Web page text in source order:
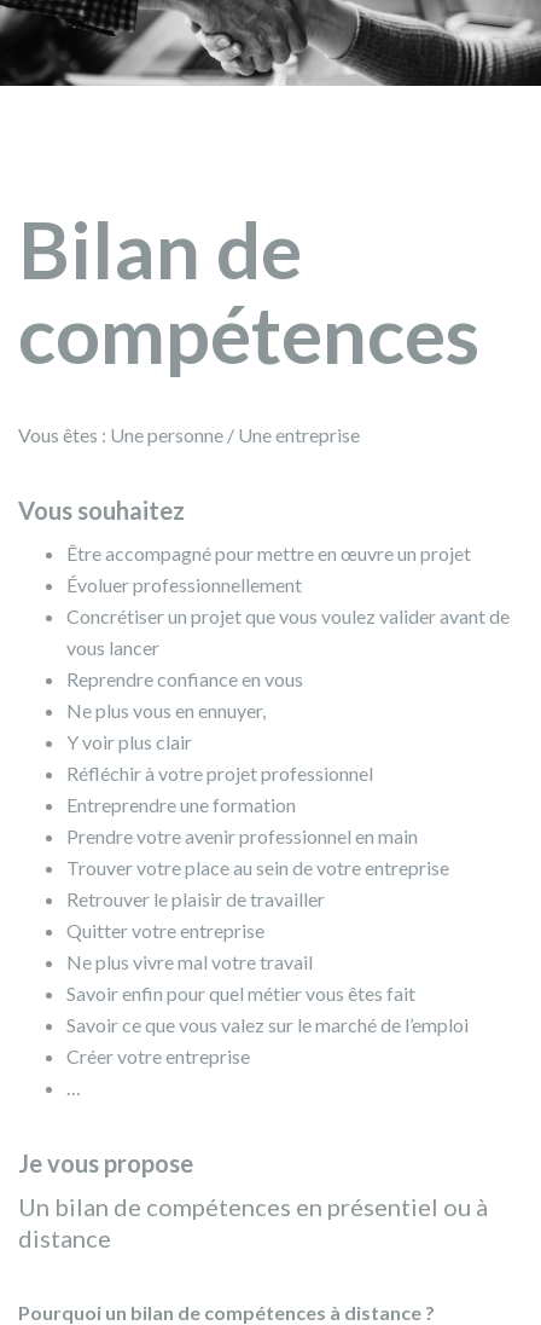
Bilan de
compétences
Vous êtes : Une personne / Une entreprise
Vous souhaitez
Être accompagné pour mettre en œuvre un projet
Évoluer professionnellement
Concrétiser un projet que vous voulez valider avant de
vous lancer
Reprendre confiance en vous
Ne plus vous en ennuyer,
Y voir plus clair
Réfléchir à votre projet professionnel
Entreprendre une formation
Prendre votre avenir professionnel en main
Trouver votre place au sein de votre entreprise
Retrouver le plaisir de travailler
Quitter votre entreprise
Ne plus vivre mal votre travail
Savoir enfin pour quel métier vous êtes fait
Savoir ce que vous valez sur le marché de l’emploi
Créer votre entreprise
…
Je vous propose
Un bilan de compétences en présentiel ou à
distance
Pourquoi un bilan de compétences à distance ?